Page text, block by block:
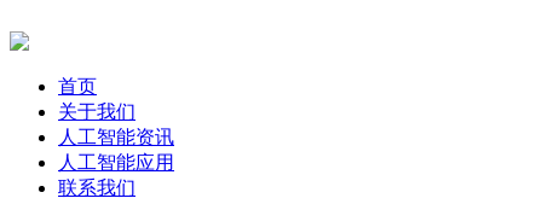
首页
关于我们
人工智能资讯
人工智能应用
联系我们